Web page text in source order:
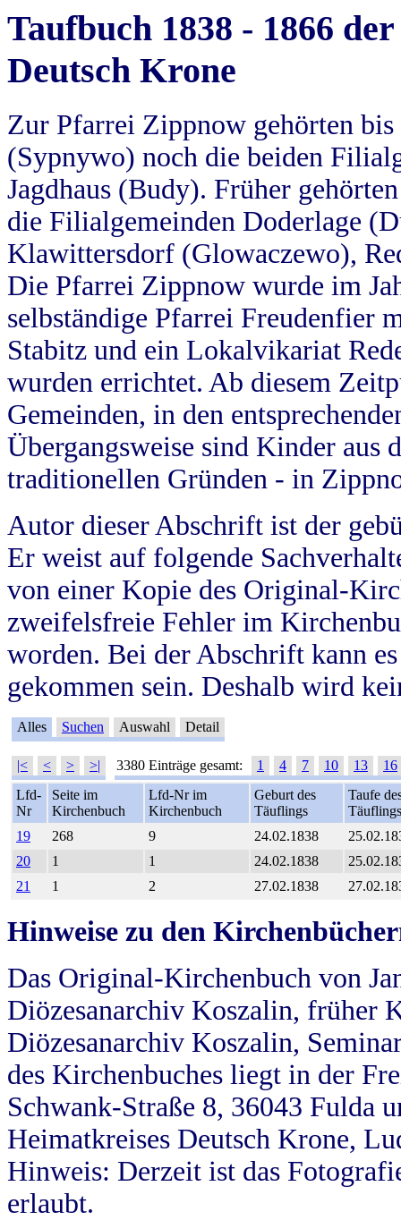
Taufbuch 1838 - 1866
Deutsch Krone
Zur Pfarrei Zippnow gehörten
(Sypnywo) noch die beiden
Jagdhaus (Budy). Früher
die Filialgemeinden Doderlage
Klawittersdorf (Glowaczewo),
Die Pfarrei Zippnow wurde im
selbständige Pfarrei Freudenfier
Stabitz und ein Lokalvikariat
wurden errichtet. Ab diesem
Gemeinden, in den
Übergangsweise sind Kinder aus
traditionellen Gründen - in
Autor dieser Abschrift ist der
Er weist auf folgende
von einer Kopie des Original-
zweifelsfreie Fehler im
worden. Bei der Abschrift kann
gekommen sein. Deshalb wird
Alles Suchen Auswahl Detail
|< < > >| 3380 Einträge gesamt: 1 4 7 10 13
16
Lfd-
Nr
Seite im
Kirchenbuch
Lfd-Nr im
Kirchenbuch
Geburt des
Täuflings
Taufe
Täuflings
19
268 9 24.02.1838
20
1 1 24.02.1838
21
1 2 27.02.1838
Hinweise zu den
Das Original-Kirchenbuch von
Diözesanarchiv Koszalin, früher
Diözesanarchiv Koszalin,
des Kirchenbuches liegt in der
Schwank-Straße 8, 36043 Fulda
Heimatkreises Deutsch Krone,
Hinweis: Derzeit ist das
erlaubt.